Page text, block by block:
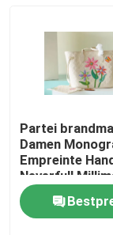
Partei
Damen
Empreinte
Neverfull
Blumen-